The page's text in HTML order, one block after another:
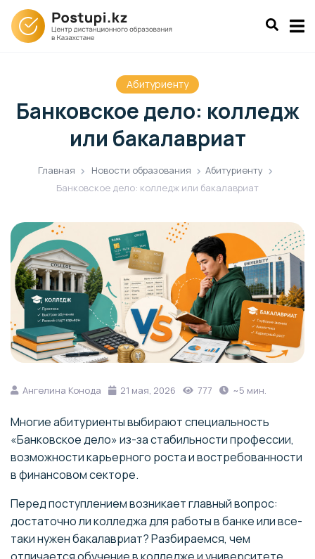
Абитуриенту
Банковское дело: колледж
или бакалавриат
Главная Новости образования
Абитуриенту
Банковское дело: колледж или бакалавриат
Ангелина Конода 21 мая, 2026 777 ~5 мин.
Многие абитуриенты выбирают специальность
«Банковское дело» из-за стабильности профессии,
возможности карьерного роста и востребованности
в финансовом секторе.
Перед поступлением возникает главный вопрос:
достаточно ли колледжа для работы в банке или все-
таки нужен бакалавриат? Разбираемся, чем